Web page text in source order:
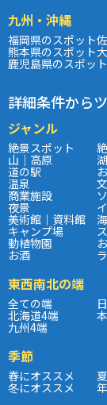
九州・沖縄
福岡県のスポット
熊本県のスポット
鹿児島県のスポット
詳細条件から
ジャンル
絶景スポット
山｜高原
道の駅
温泉
商業施設
夜景
美術館｜資料館
キャンプ場
動植物園
お酒
東西南北の端
全ての端
北海道4端
九州4端
季節
春にオススメ
冬にオススメ